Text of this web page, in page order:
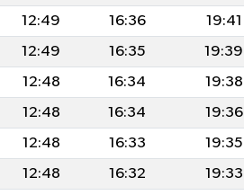
12:49 16:36 19:41
12:49 16:35 19:39
12:48 16:34 19:38
12:48 16:34 19:36
12:48 16:33 19:35
12:48 16:32 19:33